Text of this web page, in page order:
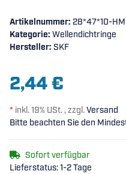
Artikelnummer: 28*47*10-
Kategorie: Wellendichtringe
Hersteller: SKF
2,44 €
* inkl. 19% USt. , zzgl.Versand
Bitte beachten Sie den
Sofort verfügbar
Lieferstatus: 1-2 Tage